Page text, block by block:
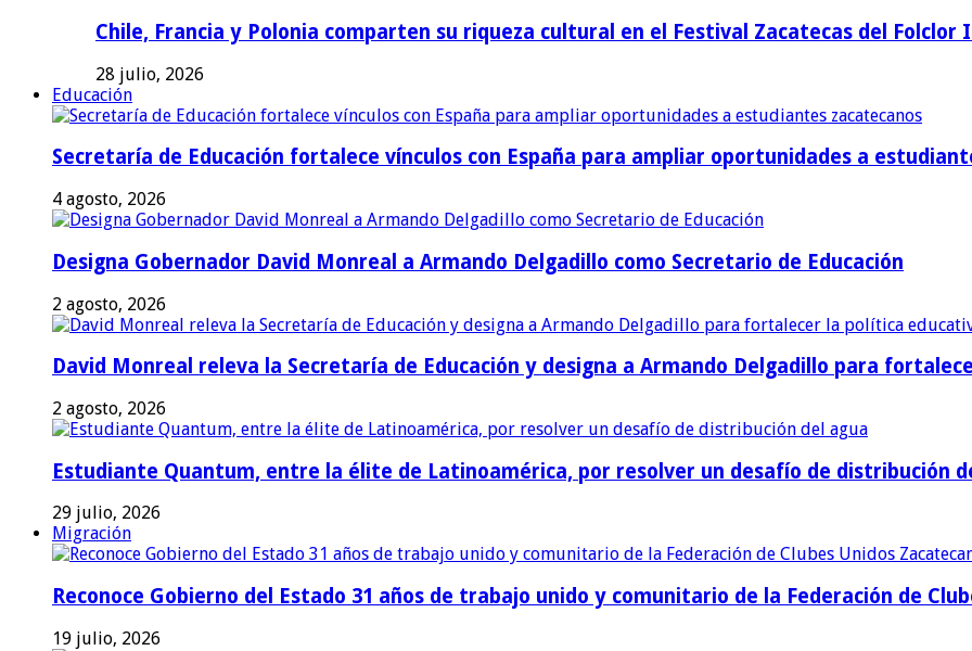
Chile, Francia y Polonia comparten su riqueza cultural en el Festival Zacatecas del Folclor
28 julio, 2026
Educación
Secretaría de Educación fortalece vínculos con España para ampliar oportunidades a
4 agosto, 2026
Designa Gobernador David Monreal a Armando Delgadillo como Secretario de Educación
2 agosto, 2026
David Monreal releva la Secretaría de Educación y designa a Armando Delgadillo para
2 agosto, 2026
Estudiante Quantum, entre la élite de Latinoamérica, por resolver un desafío de distribución
29 julio, 2026
Migración
Reconoce Gobierno del Estado 31 años de trabajo unido y comunitario de la Federación de
19 julio, 2026